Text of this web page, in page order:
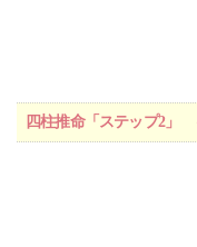
四柱推命「ステップ2」